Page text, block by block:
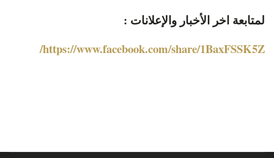
لمتابعة اخر الأخبار والإعلانات :
https://www.facebook.com/share/1BaxFSSK5Z/